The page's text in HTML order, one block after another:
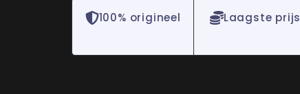
100% origineel Laagste prijs